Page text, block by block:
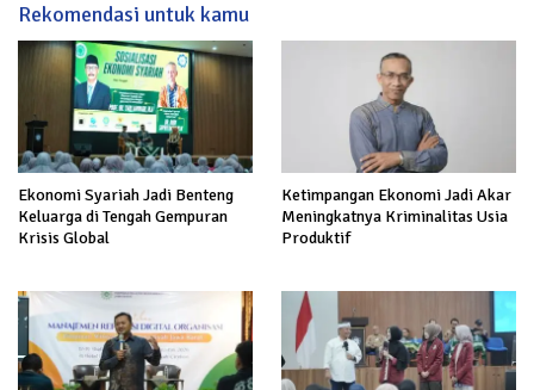
Rekomendasi untuk kamu
Ekonomi Syariah Jadi Benteng
Keluarga di Tengah Gempuran
Krisis Global
Ketimpangan Ekonomi Jadi Akar
Meningkatnya Kriminalitas Usia
Produktif